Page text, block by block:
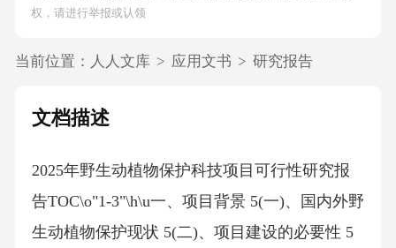
权，请进行举报或认领
当前位置： 人人文库 > 应用文书 > 研究报告
文档描述
2025年野生动植物保护科技项目可行性研究报
告TOC\o"1-3"\h\u一、项目背景 5(一)、国内外野
生动植物保护现状 5(二)、项目建设的必要性 5